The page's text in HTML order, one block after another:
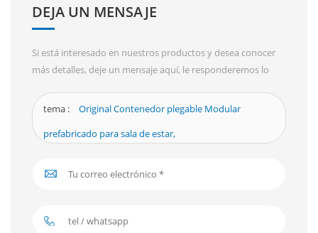
DEJA UN MENSAJE
Si está interesado en nuestros productos y desea conocer
más detalles, deje un mensaje aquí, le responderemos lo
tema :
Original Contenedor plegable Modular
prefabricado para sala de estar,